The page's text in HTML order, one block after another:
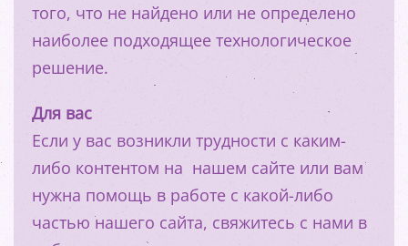
того, что не найдено или не определено
наиболее подходящее технологическое
решение.
Для вас
Если у вас возникли трудности с каким-
либо контентом на нашем сайте или вам
нужна помощь в работе с какой-либо
частью нашего сайта, свяжитесь с нами в